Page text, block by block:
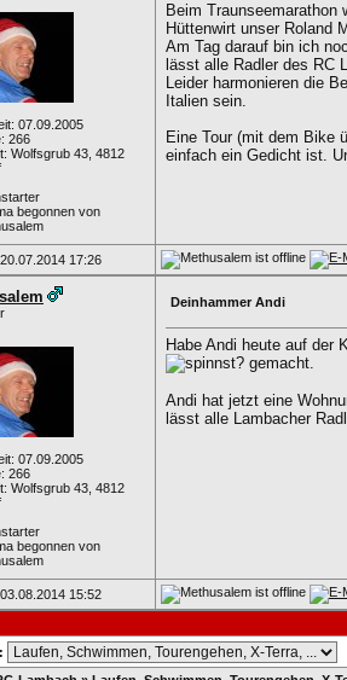
07.09.2005
266
Wolfsgrub 43, 4812
Beim Traunseemarathon
Hüttenwirt unser Roland
Am Tag darauf bin ich
lässt alle Radler des RC
Leider harmonieren die
Italien sein.
Eine Tour (mit dem Bike
einfach ein Gedicht ist.
20.07.2014 17:26
07.09.2005
266
Wolfsgrub 43, 4812
Deinhammer Andi
Habe Andi heute auf der
gemacht.
Andi hat jetzt eine
lässt alle Lambacher
03.08.2014 15:52